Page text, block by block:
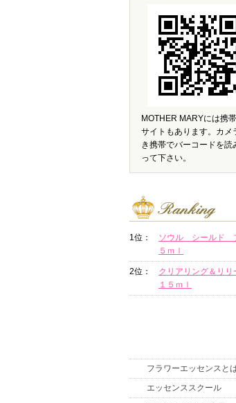
MOTHER MARYには携
サイトもあります。カメ
き携帯でバーコードを読
って下さい。
1位：
ソウル シールド
５ｍｌ
2位：
クリアリング＆リリ
１５ｍｌ
フラワーエッセンスと
エッセンススクール